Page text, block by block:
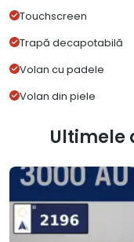
Touchscreen
Trapă decapotabilă
Volan cu padele
Volan din piele
Ultimele